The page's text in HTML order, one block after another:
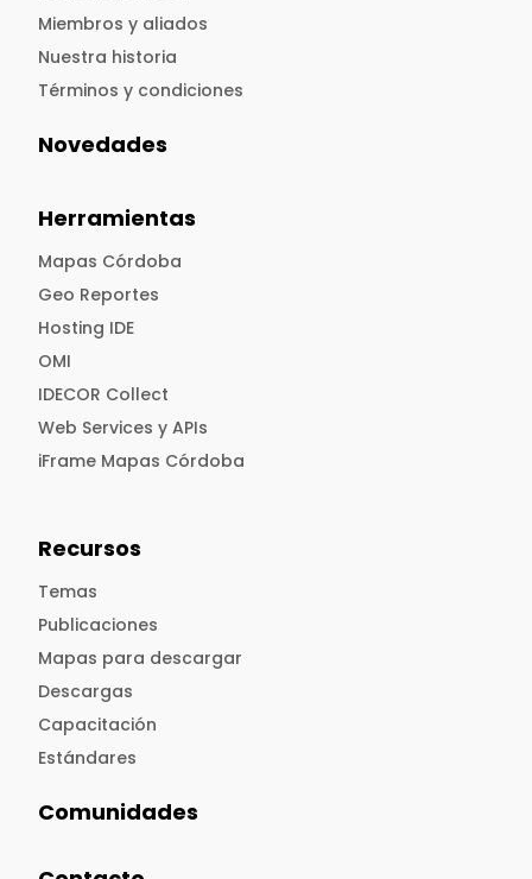
Miembros y aliados
Nuestra historia
Términos y condiciones
Novedades
Herramientas
Mapas Córdoba
Geo Reportes
Hosting IDE
OMI
IDECOR Collect
Web Services y APIs
iFrame Mapas Córdoba
Recursos
Temas
Publicaciones
Mapas para descargar
Descargas
Capacitación
Estándares
Comunidades